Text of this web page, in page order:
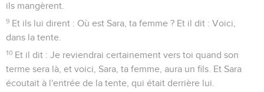
ils mangèrent.
9 Et ils lui dirent : Où est Sara, ta femme ? Et il dit : Voici,
dans la tente.
10 Et il dit : Je reviendrai certainement vers toi quand son
terme sera là, et voici, Sara, ta femme, aura un fils. Et Sara
écoutait à l'entrée de la tente, qui était derrière lui.